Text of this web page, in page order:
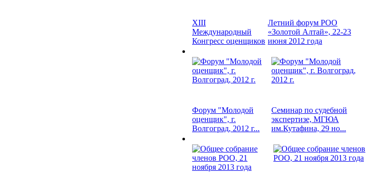
XIII
Международный
Конгресс оценщиков
Летний форум РОО
«Золотой Алтай», 22-23
июня 2012 года
Форум "Молодой
оценщик", г.
Волгоград, 2012 г...
Семинар по судебной
экспертизе, МГЮА
им.Кутафина, 29 но...